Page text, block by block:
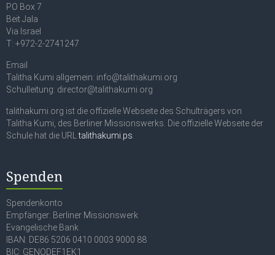
PO Box 7
Beit Jala
Via Israel
T: +972-2-2741247
Email
Talitha Kumi allgemein: info@talithakumi.org
Schulleitung: director@talithakumi.org
talithakumi.org ist die offizielle Webseite des Schulträgers von
Talitha Kumi, des Berliner Missionswerks. Die offizielle Webseite der
Schule hat die URLtalithakumi.ps
Spenden
Spendenkonto
Empfänger: Berliner Missionswerk
Evangelische Bank
IBAN: DE86 5206 0410 0003 9000 88
BIC: GENODEF1EK1